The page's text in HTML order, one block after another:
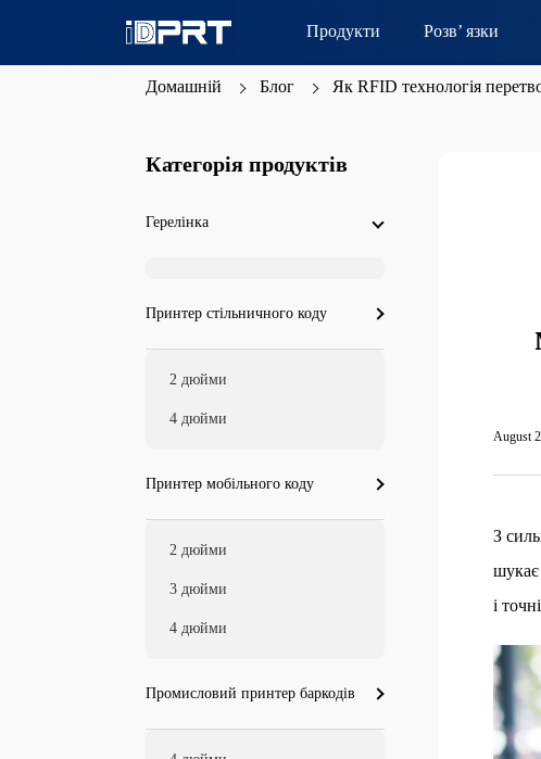
Продукти Розв’ язки
Домашній Блог Як RFID технологія
August
З
шукає
і
Категорія продуктів
Герелінка
Принтер стільничного коду
2 дюйми
4 дюйми
Принтер мобільного коду
2 дюйми
3 дюйми
4 дюйми
Промисловий принтер баркодів